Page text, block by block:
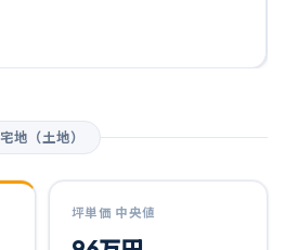
宅地（土地）
坪単価 中央値